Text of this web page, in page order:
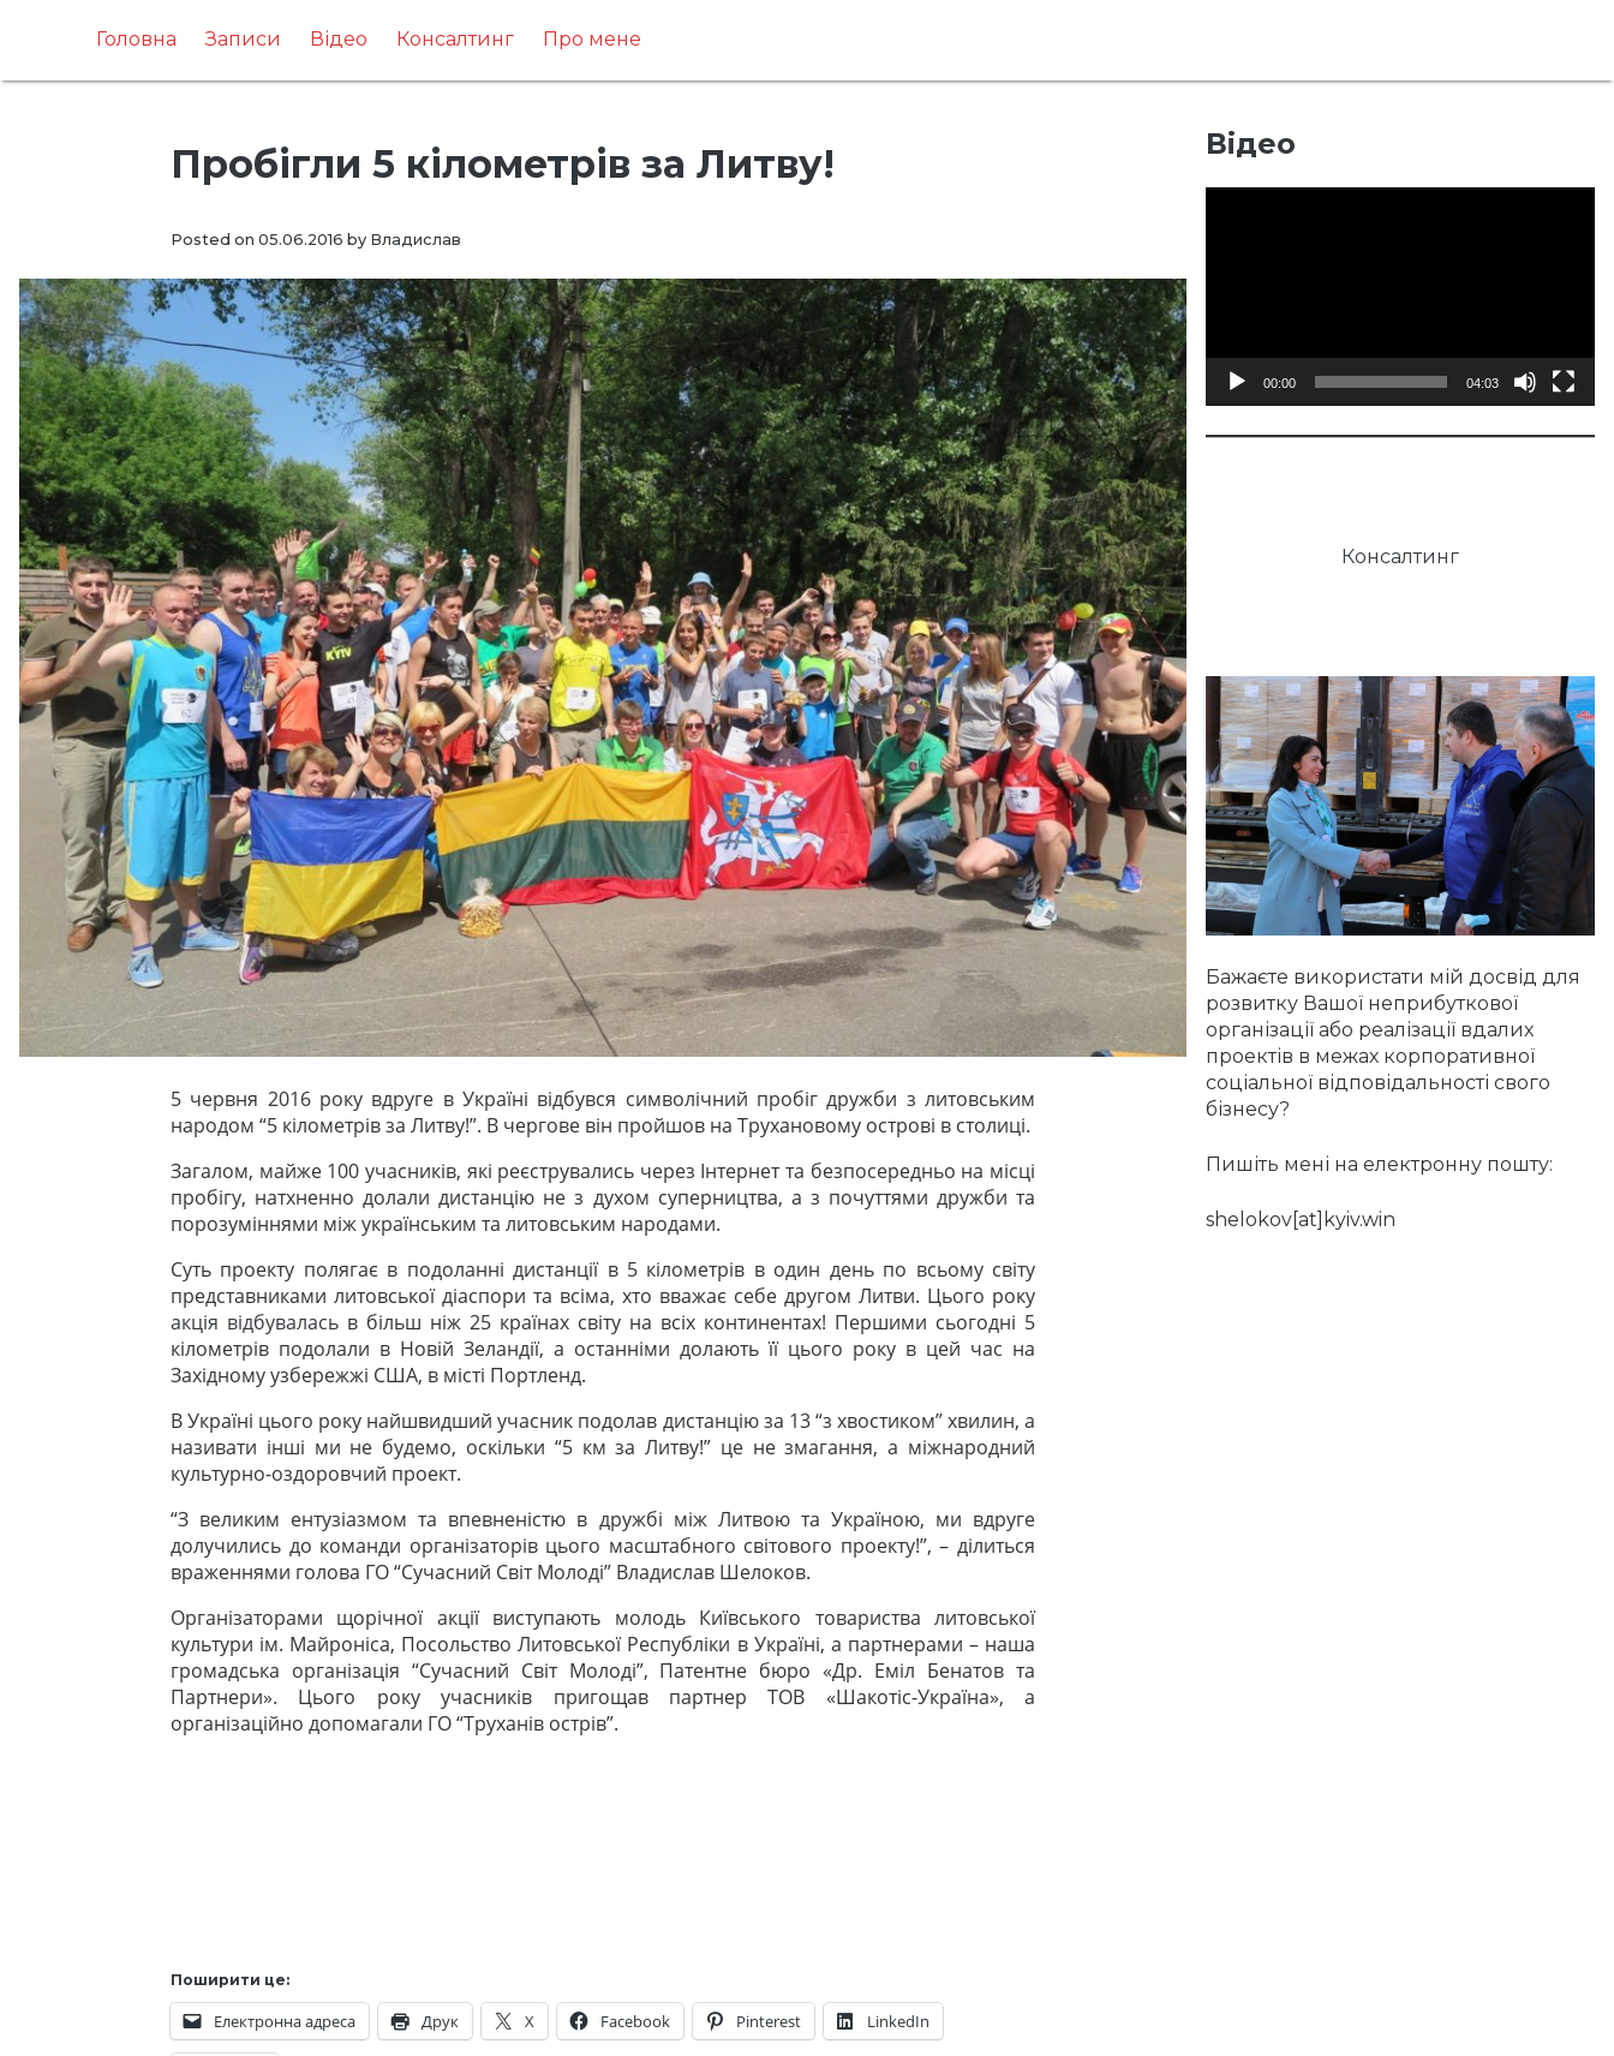
Головна Записи Відео Консалтинг Про мене
Пробігли 5 кілометрів за Литву!
Posted on 05.06.2016 by Владислав
5 червня 2016 року вдруге в Україні відбувся символічний пробіг дружби з литовським
народом “5 кілометрів за Литву!”. В чергове він пройшов на Трухановому острові в столиці.
Загалом, майже 100 учасників, які реєструвались через Інтернет та безпосередньо на місці
пробігу, натхненно долали дистанцію не з духом суперництва, а з почуттями дружби та
порозуміннями між українським та литовським народами.
Суть проекту полягає в подоланні дистанції в 5 кілометрів в один день по всьому світу
представниками литовської діаспори та всіма, хто вважає себе другом Литви. Цього року
акція відбувалась в більш ніж 25 країнах світу на всіх континентах! Першими сьогодні 5
кілометрів подолали в Новій Зеландії, а останніми долають її цього року в цей час на
Західному узбережжі США, в місті Портленд.
В Україні цього року найшвидший учасник подолав дистанцію за 13 “з хвостиком” хвилин, а
називати інші ми не будемо, оскільки “5 км за Литву!” це не змагання, а міжнародний
культурно-оздоровчий проект.
“З великим ентузіазмом та впевненістю в дружбі між Литвою та Україною, ми вдруге
долучились до команди організаторів цього масштабного світового проекту!”, – ділиться
враженнями голова ГО “Сучасний Світ Молоді” Владислав Шелоков.
Організаторами щорічної акції виступають молодь Київського товариства литовської
культури ім. Майроніса, Посольство Литовської Республіки в Україні, а партнерами – наша
громадська організація “Сучасний Світ Молоді”, Патентне бюро «Др. Еміл Бенатов та
Партнери». Цього року учасників пригощав партнер ТОВ «Шакотіс-Україна», а
організаційно допомагали ГО “Труханів острів”.
Поширити це:
Електронна адреса Друк X Facebook Pinterest LinkedIn
Відео
00:00 04:03
Консалтинг
Бажаєте використати мій досвід для
розвитку Вашої неприбуткової
організації або реалізації вдалих
проектів в межах корпоративної
соціальної відповідальності свого
бізнесу?
Пишіть мені на електронну пошту:
shelokov[at]kyiv.win